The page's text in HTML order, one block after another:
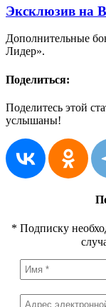
Эксклюзив на
Дополнительные
Лидер».
Поделиться:
Поделитесь этой
услышаны!
* Подписку